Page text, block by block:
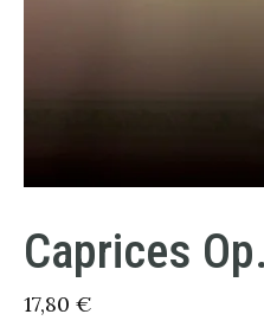
Caprices
17,80 €